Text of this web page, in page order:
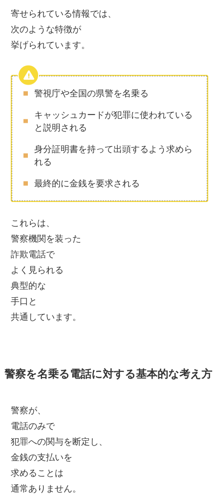
寄せられている情報では、
次のような特徴が
挙げられています。
警視庁や全国の県警を名乗る
キャッシュカードが犯罪に使われている
と説明される
身分証明書を持って出頭するよう求めら
れる
最終的に金銭を要求される
これらは、
警察機関を装った
詐欺電話で
よく見られる
典型的な
手口と
共通しています。
警察を名乗る電話に対する基本的な考え方
警察が、
電話のみで
犯罪への関与を断定し、
金銭の支払いを
求めることは
通常ありません。